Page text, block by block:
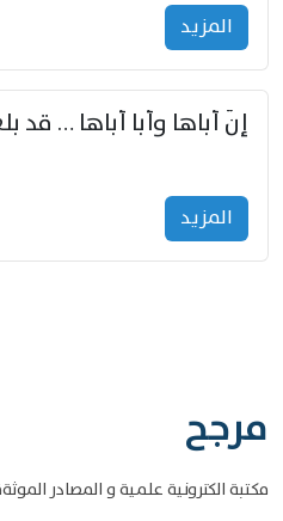
المزید
إنّ أباها وأبا أباها … قد
المزید
مرجح
مكتبة الكترونية علمية و المصادر